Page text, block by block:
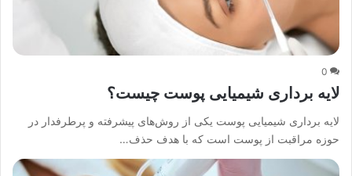
0
لایه برداری شیمیایی پوست چیست؟
لایه برداری شیمیایی پوست یکی از روش‌های پیشرفته و پرطرفدار در
حوزه مراقبت از پوست است که با هدف حذف…